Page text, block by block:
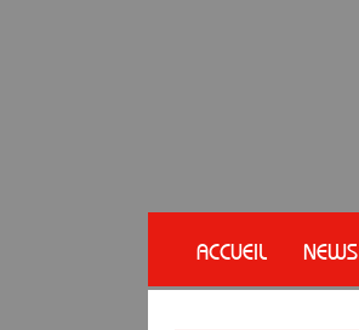
ACCUEIL NEWS